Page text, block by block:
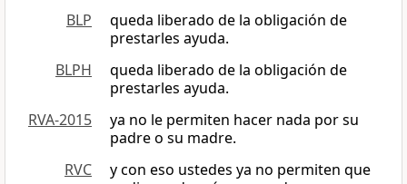
BLP
queda liberado de la obligación de
prestarles ayuda.
BLPH
queda liberado de la obligación de
prestarles ayuda.
RVA-2015
ya no le permiten hacer nada por su
padre o su madre.
RVC
y con eso ustedes ya no permiten que